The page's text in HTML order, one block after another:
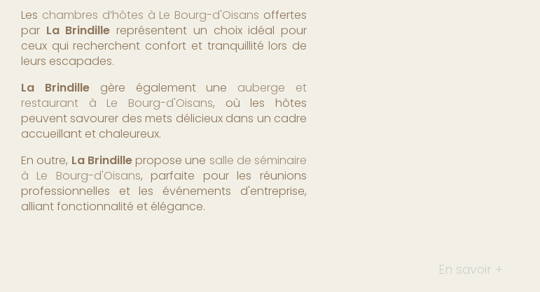
Les chambres d’hôtes à Le Bourg-d'Oisans offertes
par La Brindille représentent un choix idéal pour
ceux qui recherchent confort et tranquillité lors de
leurs escapades.
La Brindillegère également une auberge et
restaurant à Le Bourg-d'Oisans, où les hôtes
peuvent savourer des mets délicieux dans un cadre
accueillant et chaleureux.
En outre, La Brindillepropose une salle de séminaire
à Le Bourg-d'Oisans, parfaite pour les réunions
professionnelles et les événements d'entreprise,
alliant fonctionnalité et élégance.
En savoir +